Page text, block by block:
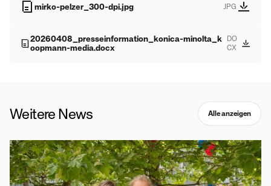
mirko-pelzer_300-dpi.jpg JPG
20260408_presseinformation_konica-minolta_k
oopmann-media.docx
DO
CX
Weitere News Alle anzeigen